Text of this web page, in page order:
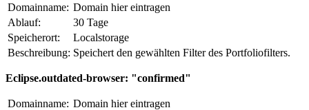
Domainname: Domain hier eintragen
Ablauf:
30 Tage
Speicherort:
Localstorage
Beschreibung: Speichert den gewählten Filter des Portfoliofilters.
Eclipse.outdated-browser: "confirmed"
Domainname: Domain hier eintragen